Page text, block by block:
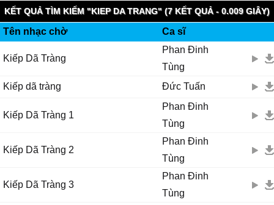
KẾT QUẢ TÌM KIẾM "KIEP DA TRANG" (7 KẾT QUẢ - 0.009 GIÂY)
Tên nhạc chờ Ca sĩ
Kiếp Dã Tràng
Phan Đinh
Tùng
Kiếp dã tràng
Đức Tuấn
Kiếp Dã Tràng 1
Phan Đinh
Tùng
Kiếp Dã Tràng 2
Phan Đinh
Tùng
Kiếp Dã Tràng 3
Phan Đinh
Tùng